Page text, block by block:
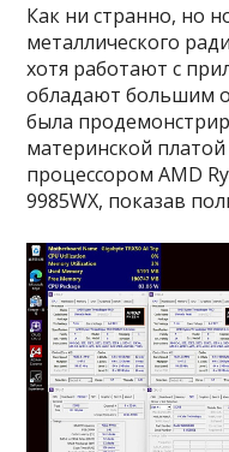
Как ни странно, но
металлического
хотя работают с
обладают большим
была
материнской платой
процессором AMD
9985WX, показав